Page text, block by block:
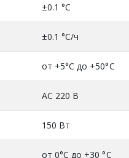
±0.1 °C
±0.1 °C/ч
от +5°C до +50°C
AC 220 В
150 Вт
от 0°C до +30 °C